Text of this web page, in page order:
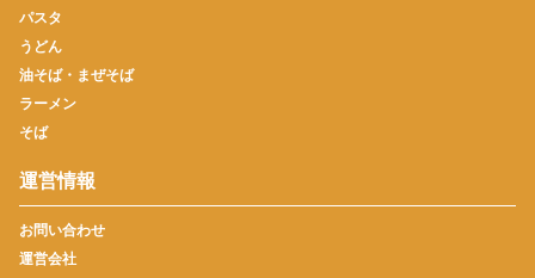
パスタ
うどん
油そば・まぜそば
ラーメン
そば
運営情報
お問い合わせ
運営会社